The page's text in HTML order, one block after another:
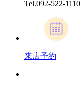
Tel.092-522-1110
来店予約